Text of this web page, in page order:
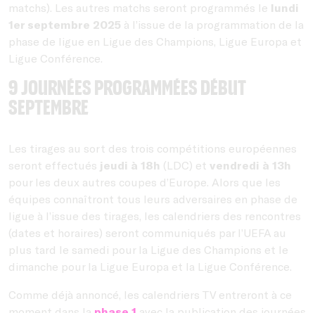
matchs). Les autres matchs seront programmés le lundi
1er septembre 2025 à l’issue de la programmation de la
phase de ligue en Ligue des Champions, Ligue Europa et
Ligue Conférence.
9 journées programmées début
septembre
Les tirages au sort des trois compétitions européennes
seront effectués jeudi à 18h (LDC) et vendredi à 13h
pour les deux autres coupes d’Europe. Alors que les
équipes connaîtront tous leurs adversaires en phase de
ligue à l’issue des tirages, les calendriers des rencontres
(dates et horaires) seront communiqués par l’UEFA au
plus tard le samedi pour la Ligue des Champions et le
dimanche pour la Ligue Europa et la Ligue Conférence.
Comme déjà annoncé, les calendriers TV entreront à ce